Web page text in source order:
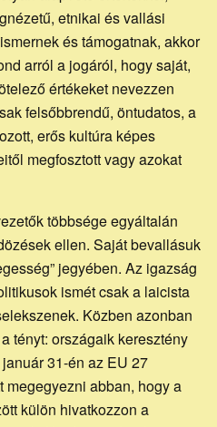
etnikai és vallási
és támogatnak, akkor
arról a jogáról, hogy saját,
értékeket nevezzen
felsőbbrendű, öntudatos, a
erős kultúra képes
megfosztott vagy azokat
többsége egyáltalán
ellen. Saját bevallásuk
jegyében. Az igazság
ismét csak a laicista
Közben azonban
tényt: országaik keresztény
31-én az EU 27
megegyezni abban, hogy a
külön hivatkozzon a